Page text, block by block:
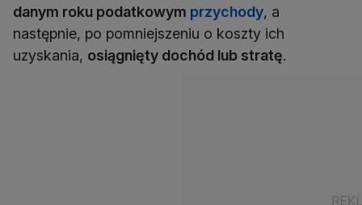
danym roku podatkowym przychody, a
następnie, po pomniejszeniu o koszty ich
uzyskania, osiągnięty dochód lub stratę.